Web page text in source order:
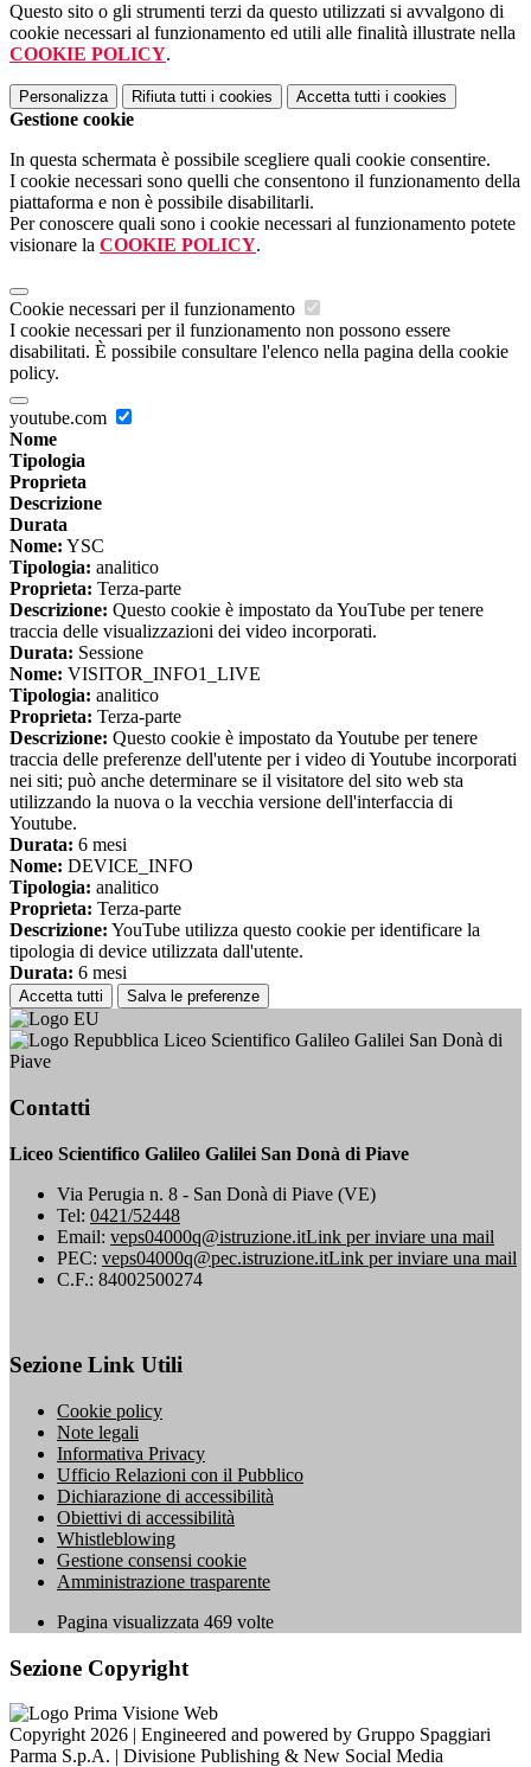
Questo sito o gli strumenti terzi da questo utilizzati si avvalgono di
cookie necessari al funzionamento ed utili alle finalità illustrate nella
COOKIE POLICY.
Personalizza Rifiuta tutti i cookies Accetta tutti i cookies
Gestione cookie
In questa schermata è possibile scegliere quali cookie consentire.
I cookie necessari sono quelli che consentono il funzionamento della
piattaforma e non è possibile disabilitarli.
Per conoscere quali sono i cookie necessari al funzionamento potete
visionare la COOKIE POLICY.
Cookie necessari per il funzionamento
I cookie necessari per il funzionamento non possono essere
disabilitati. È possibile consultare l'elenco nella pagina della cookie
policy.
youtube.com
Nome
Tipologia
Proprieta
Descrizione
Durata
Nome: YSC
Tipologia: analitico
Proprieta: Terza-parte
Descrizione: Questo cookie è impostato da YouTube per tenere
traccia delle visualizzazioni dei video incorporati.
Durata: Sessione
Nome: VISITOR_INFO1_LIVE
Tipologia: analitico
Proprieta: Terza-parte
Descrizione: Questo cookie è impostato da Youtube per tenere
traccia delle preferenze dell'utente per i video di Youtube incorporati
nei siti; può anche determinare se il visitatore del sito web sta
utilizzando la nuova o la vecchia versione dell'interfaccia di
Youtube.
Durata: 6 mesi
Nome: DEVICE_INFO
Tipologia: analitico
Proprieta: Terza-parte
Descrizione: YouTube utilizza questo cookie per identificare la
tipologia di device utilizzata dall'utente.
Durata: 6 mesi
Accetta tutti Salva le preferenze
Liceo Scientifico Galileo Galilei San Donà di
Piave
Contatti
Liceo Scientifico Galileo Galilei San Donà di Piave
Via Perugia n. 8 - San Donà di Piave (VE)
Tel: 0421/52448
Email: veps04000q@istruzione.itLink per inviare una mail
PEC: veps04000q@pec.istruzione.itLink per inviare una mail
C.F.: 84002500274
Sezione Link Utili
Cookie policy
Note legali
Informativa Privacy
Ufficio Relazioni con il Pubblico
Dichiarazione di accessibilità
Obiettivi di accessibilità
Whistleblowing
Gestione consensi cookie
Amministrazione trasparente
Pagina visualizzata 469 volte
Sezione Copyright
Copyright 2026 | Engineered and powered by Gruppo Spaggiari
Parma S.p.A. | Divisione Publishing & New Social Media